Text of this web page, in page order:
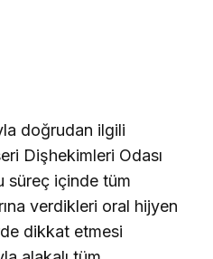
doğrudan ilgili
Dişhekimleri Odası
süreç içinde tüm
verdikleri oral hijyen
dikkat etmesi